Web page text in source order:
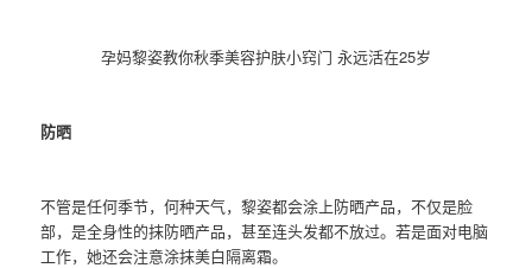
孕妈黎姿教你秋季美容护肤小窍门 永远活在25岁
防晒
不管是任何季节，何种天气，黎姿都会涂上防晒产品，不仅是脸
部，是全身性的抹防晒产品，甚至连头发都不放过。若是面对电脑
工作，她还会注意涂抹美白隔离霜。